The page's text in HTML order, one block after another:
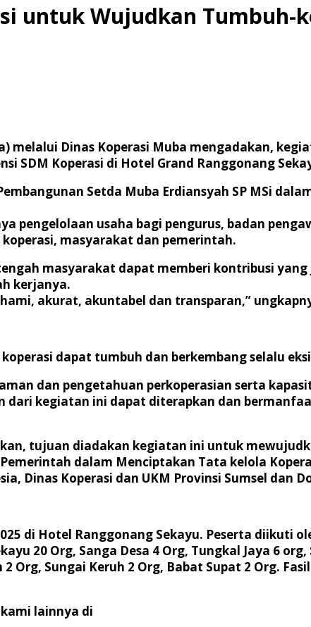
untuk Wujudkan Tumbuh-
melalui Dinas Koperasi Muba mengadakan,
SDM Koperasi di Hotel Grand Ranggonang
Setda Muba Erdiansyah SP MSi
pengelolaan usaha bagi pengurus, badan
masyarakat dan pemerintah.
masyarakat dapat memberi kontribusi
kerjanya.
akurat, akuntabel dan transparan,”
dapat tumbuh dan berkembang selalu
dan pengetahuan perkoperasian serta
dari kegiatan ini dapat diterapkan dan
tujuan diadakan kegiatan ini untuk
dalam Menciptakan Tata kelola
Koperasi dan UKM Provinsi Sumsel dan
di Hotel Ranggonang Sekayu. Peserta diikuti
20 Org, Sanga Desa 4 Org, Tungkal Jaya 6
Org, Sungai Keruh 2 Org, Babat Supat 2 Org.
lainnya di